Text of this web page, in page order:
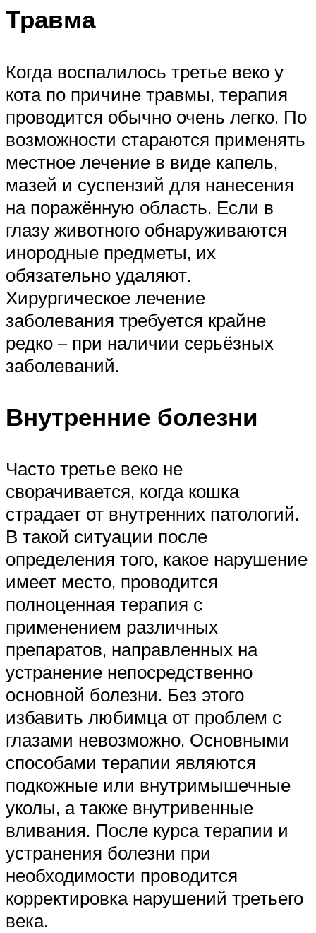
Травма
Когда воспалилось третье веко у
кота по причине травмы, терапия
проводится обычно очень легко. По
возможности стараются применять
местное лечение в виде капель,
мазей и суспензий для нанесения
на поражённую область. Если в
глазу животного обнаруживаются
инородные предметы, их
обязательно удаляют.
Хирургическое лечение
заболевания требуется крайне
редко – при наличии серьёзных
заболеваний.
Внутренние болезни
Часто третье веко не
сворачивается, когда кошка
страдает от внутренних патологий.
В такой ситуации после
определения того, какое нарушение
имеет место, проводится
полноценная терапия с
применением различных
препаратов, направленных на
устранение непосредственно
основной болезни. Без этого
избавить любимца от проблем с
глазами невозможно. Основными
способами терапии являются
подкожные или внутримышечные
уколы, а также внутривенные
вливания. После курса терапии и
устранения болезни при
необходимости проводится
корректировка нарушений третьего
века.